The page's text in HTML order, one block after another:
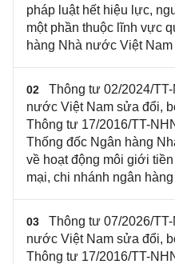
pháp luật hết hiệu lực,
một phần thuộc lĩnh vực
hàng Nhà nước Việt
02
Thông tư 02/2024/
nước Việt Nam sửa đổi,
Thông tư 17/2016/TT-
Thống đốc Ngân hàng
về hoạt động môi giới
mại, chi nhánh ngân
03
Thông tư 07/2026/
nước Việt Nam sửa đổi,
Thông tư 17/2016/TT-